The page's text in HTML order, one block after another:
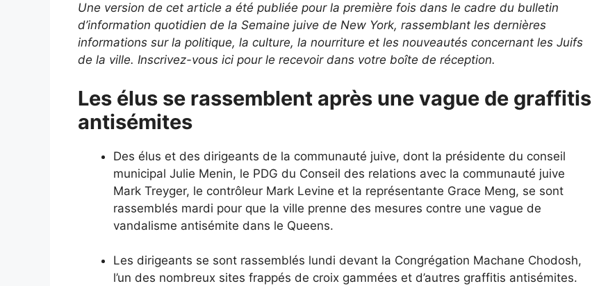
Une version de cet article a été publiée pour la première fois dans le cadre du bulletin
d’information quotidien de la Semaine juive de New York, rassemblant les dernières
informations sur la politique, la culture, la nourriture et les nouveautés concernant les Juifs
de la ville. Inscrivez-vous ici pour le recevoir dans votre boîte de réception.
Les élus se rassemblent après une vague de graffitis
antisémites
Des élus et des dirigeants de la communauté juive, dont la présidente du conseil
municipal Julie Menin, le PDG du Conseil des relations avec la communauté juive
Mark Treyger, le contrôleur Mark Levine et la représentante Grace Meng, se sont
rassemblés mardi pour que la ville prenne des mesures contre une vague de
vandalisme antisémite dans le Queens.
Les dirigeants se sont rassemblés lundi devant la Congrégation Machane Chodosh,
l’un des nombreux sites frappés de croix gammées et d’autres graffitis antisémites.